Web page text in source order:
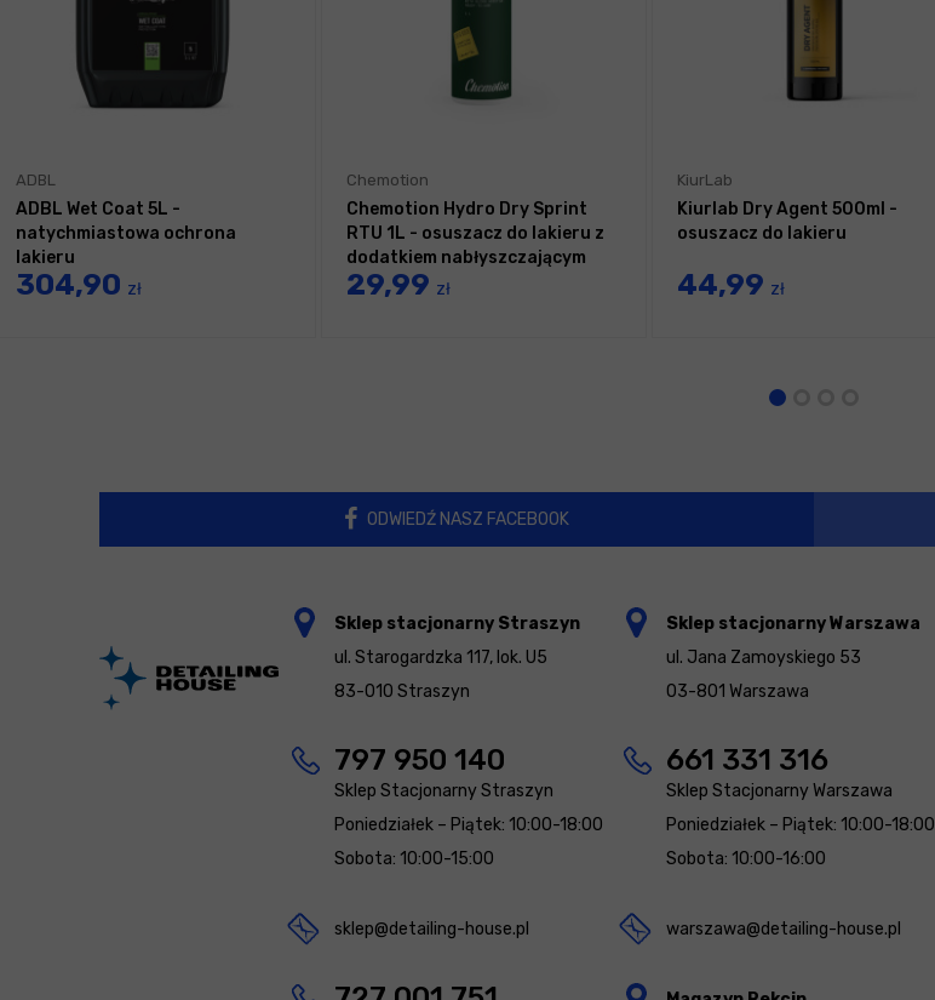
ADBL
ADBL Wet Coat 5L -
natychmiastowa ochrona
lakieru
304,90 zł
Chemotion
Chemotion Hydro Dry Sprint
RTU 1L - osuszacz do lakieru z
dodatkiem nabłyszczającym
29,99 zł
KiurLab
Kiurlab Dry Agent 500ml -
osuszacz do lakieru
44,99 zł
ODWIEDŹ NASZ FACEBOOK
Sklep stacjonarny Straszyn
ul. Starogardzka 117, lok. U5
83-010 Straszyn
797 950 140
Sklep Stacjonarny Straszyn
Poniedziałek – Piątek: 10:00-18:00
Sobota: 10:00-15:00
sklep@detailing-house.pl
Sklep stacjonarny Warszawa
ul. Jana Zamoyskiego 53
03-801 Warszawa
661 331 316
Sklep Stacjonarny Warszawa
Poniedziałek – Piątek: 10:00-18:00
Sobota: 10:00-16:00
warszawa@detailing-house.pl